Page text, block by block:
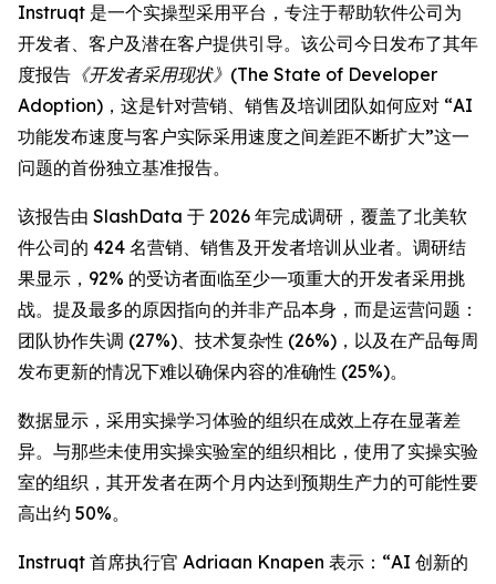
Instruqt 是一个实操型采用平台，专注于帮助软件公司为
开发者、客户及潜在客户提供引导。该公司今日发布了其年
度报告 《开发者采用现状》(The State of Developer
Adoption) ，这是针对营销、销售及培训团队如何应对 “AI
功能发布速度与客户实际采用速度之间差距不断扩大”这一
问题的首份独立基准报告。
该报告由 SlashData 于 2026 年完成调研，覆盖了北美软
件公司的 424 名营销、销售及开发者培训从业者。调研结
果显示，92% 的受访者面临至少一项重大的开发者采用挑
战。提及最多的原因指向的并非产品本身，而是运营问题：
团队协作失调 (27%)、技术复杂性 (26%)，以及在产品每周
发布更新的情况下难以确保内容的准确性 (25%)。
数据显示，采用实操学习体验的组织在成效上存在显著差
异。与那些未使用实操实验室的组织相比，使用了实操实验
室的组织，其开发者在两个月内达到预期生产力的可能性要
高出约 50%。
Instruqt 首席执行官 Adriaan Knapen 表示：“AI 创新的